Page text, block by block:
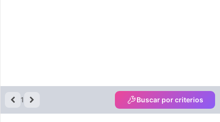
1 Buscar por criterios